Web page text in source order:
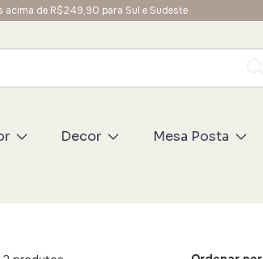
acima de R$249,90 para Sul e Sudeste
Decor Mesa Posta